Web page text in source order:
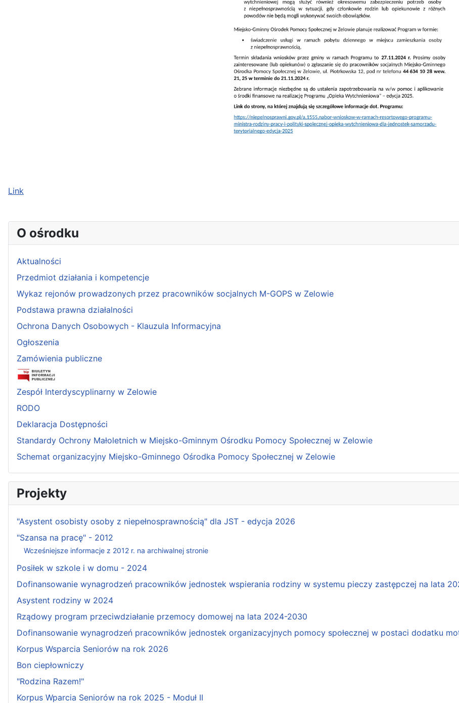
Link
O ośrodku
Aktualności
Przedmiot działania i kompetencje
Wykaz rejonów prowadzonych przez pracowników socjalnych M-GOPS w Zelowie
Podstawa prawna działalności
Ochrona Danych Osobowych - Klauzula Informacyjna
Ogłoszenia
Zamówienia publiczne
Zespół Interdyscyplinarny w Zelowie
RODO
Deklaracja Dostępności
Standardy Ochrony Małoletnich w Miejsko-Gminnym Ośrodku Pomocy Społecznej w Zelowie
Schemat organizacyjny Miejsko-Gminnego Ośrodka Pomocy Społecznej w Zelowie
Projekty
"Asystent osobisty osoby z niepełnosprawnością" dla JST - edycja 2026
"Szansa na pracę" - 2012
Wcześniejsze informacje z 2012 r. na archiwalnej stronie
Posiłek w szkole i w domu - 2024
Dofinansowanie wynagrodzeń pracowników jednostek wspierania rodziny w systemu pieczy zastępczej na lata
Asystent rodziny w 2024
Rządowy program przeciwdziałanie przemocy domowej na lata 2024-2030
Dofinansowanie wynagrodzeń pracowników jednostek organizacyjnych pomocy społecznej w postaci dodatku
Korpus Wsparcia Seniorów na rok 2026
Bon ciepłowniczy
"Rodzina Razem!"
Korpus Wparcia Seniorów na rok 2025 - Moduł II